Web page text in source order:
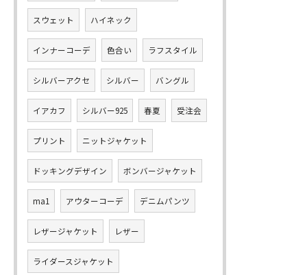
スウェット ハイネック
インナーコーデ 色合い ラフスタイル
シルバーアクセ シルバー バングル
イアカフ シルバー925 春夏 受注会
プリント ニットジャケット
ドッキングデザイン ボンバージャケット
ma1 アウターコーデ デニムパンツ
レザージャケット レザー
ライダースジャケット